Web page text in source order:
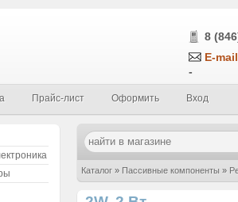
8
E-
-
Прайс-лист Оформить Вход
Каталог » Пассивные компоненты »